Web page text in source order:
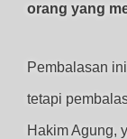
orang yang
Pembalasan
tetapi
Hakim Agung,